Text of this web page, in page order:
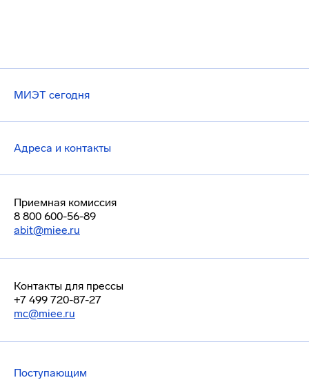
МИЭТ сегодня
Адреса и контакты
Приемная комиссия
8 800 600-56-89
abit@miee.ru
Контакты для прессы
+7 499 720-87-27
mc@miee.ru
Поступающим